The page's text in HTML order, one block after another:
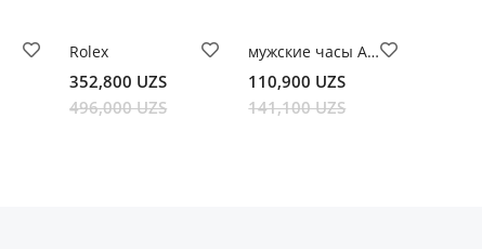
Rolex
352,800 UZS
496,000 UZS
мужские часы Apache
110,900 UZS
141,100 UZS